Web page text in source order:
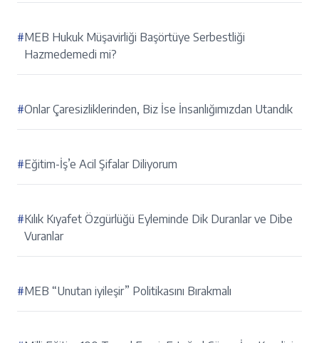
#MEB Hukuk Müşavirliği Başörtüye Serbestliği
Hazmedemedi mi?
#Onlar Çaresizliklerinden, Biz İse İnsanlığımızdan Utandık
#Eğitim-İş’e Acil Şifalar Diliyorum
#Kılık Kıyafet Özgürlüğü Eyleminde Dik Duranlar ve Dibe
Vuranlar
#MEB “Unutan iyileşir” Politikasını Bırakmalı